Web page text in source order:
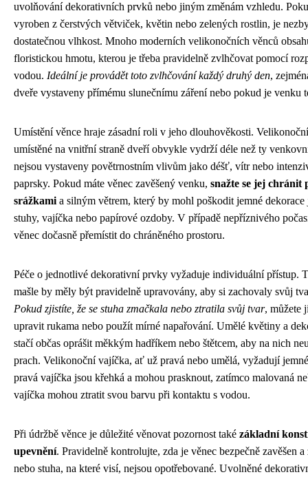
uvolňování dekorativních prvků nebo jiným změnám vzhledu.
vyroben z čerstvých větviček, květin nebo zelených rostlin, je
dostatečnou vlhkost. Mnoho moderních velikonočních věnců
floristickou hmotu, kterou je třeba pravidelně zvlhčovat pomocí
vodou. Ideální je provádět toto zvlhčování každý druhý den,
dveře vystaveny přímému slunečnímu záření nebo pokud je venku
Umístění věnce hraje zásadní roli v jeho dlouhověkosti.
umístěné na vnitřní straně dveří obvykle vydrží déle než ty
nejsou vystaveny povětrnostním vlivům jako déšť, vítr nebo
paprsky. Pokud máte věnec zavěšený venku, snažte se jej chránit
srážkami a silným větrem, který by mohl poškodit jemné dekorace
stuhy, vajíčka nebo papírové ozdoby. V případě nepříznivého
věnec dočasně přemístit do chráněného prostoru.
Péče o jednotlivé dekorativní prvky vyžaduje individuální přístup.
mašle by měly být pravidelně upravovány, aby si zachovaly svůj
Pokud zjistíte, že se stuha zmačkala nebo ztratila svůj tvar, můžete
upravit rukama nebo použít mírné napařování. Umělé květiny a
stačí občas oprášit měkkým hadříkem nebo štětcem, aby na nich
prach. Velikonoční vajíčka, ať už pravá nebo umělá, vyžadují
pravá vajíčka jsou křehká a mohou prasknout, zatímco malovaná
vajíčka mohou ztratit svou barvu při kontaktu s vodou.
Při údržbě věnce je důležité věnovat pozornost také základní
upevnění. Pravidelně kontrolujte, zda je věnec bezpečně zavěšen a
nebo stuha, na které visí, nejsou opotřebované. Uvolněné